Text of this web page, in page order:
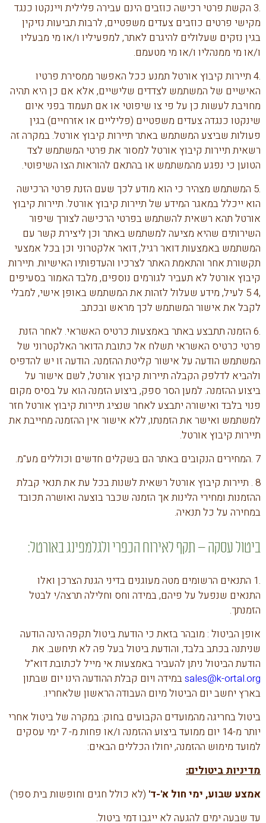
.3 הקשת פרטי רכישה כוזבים הינם עבירה פלילית ויינקטו כנגד
מקישי פרטים כוזבים צעדים משפטיים, לרבות תביעות נזיקין
בגין נזקים שעלולים להיגרם לאתר, למפעיליו ו/או מי מבעליו
ו/או מי ממנהליו ו/או מי מטעמם.
.4 תיירות קיבוץ אורטל תמנע ככל האפשר ממסירת פרטיו
האישיים של המשתמש לצדדים שלישיים, אלא אם כן היא תהיה
מחויבת לעשות כן על פי צו שיפוטי או אם תעמוד בפני איום
שינקטו כנגדה צעדים משפטיים (פליליים או אזרחיים) בגין
פעולות שביצע המשתמש באתר תיירות קיבוץ אורטל. במקרה זה
רשאית תיירות קיבוץ אורטל למסור את פרטי המשתמש לצד
הטוען כי נפגע מהמשתמש או בהתאם להוראות הצו השיפוטי.
.5 המשתמש מצהיר כי הוא מודע לכך שעם הזנת פרטי הרכישה
הוא ייכלל במאגר המידע של תיירות קיבוץ אורטל. תיירות קיבוץ
אורטל תהא רשאית להשתמש בפרטי הרכישה לצורך שיפור
השירותים שהיא מציעה למשתמש באתר וכן ליצירת קשר עם
המשתמש באמצעות דואר רגיל, דואר אלקטרוני וכן בכל אמצעי
תקשורת אחר והתאמת האתר לצרכיו והעדפותיו האישיות. תיירות
קיבוץ אורטל לא תעביר לגורמים נוספים, מלבד האמור בסעיפים
,4 5 לעיל, מידע שעלול לזהות את המשתמש באופן אישי, למבלי
לקבל את אישור המשתמש לכך מראש ובכתב.
.6 הזמנה תתבצע באתר באמצעות כרטיס האשראי. לאחר הזנת
פרטי כרטיס האשראי תשלח אל כתובת הדואר האלקטרוני של
המשתמש הודעה על אישור קליטת ההזמנה. הודעה זו יש להדפיס
ולהביא לדלפק הקבלה תיירות קיבוץ אורטל, לשם אישור על
ביצוע ההזמנה. למען הסר ספק, ביצוע הזמנה הוא על בסיס מקום
פנוי בלבד ואישורה יתבצע לאחר שנציג תיירות קיבוץ אורטל חזר
למשתמש ואישר את הזמנתו, ללא אישור אין ההזמנה מחייבת את
תיירות קיבוץ אורטל.
7 .המחירים הנקובים באתר הם בשקלים חדשים וכוללים מע"מ.
8 . תיירות קיבוץ אורטל רשאית לשנות בכל עת את תנאי קבלת
ההזמנות ומחירי הלינות אך הזמנה שכבר בוצעה ואושרה תכובד
במחירה על כל תנאיה.
ביטול עסקה – תקף לאירוח הכפרי ולגלמפינג באורטל:
.1 התנאים הרשומים מטה מעוגנים בדיני הגנת הצרכן ואלו
התנאים שנפעל על פיהם, במידה וחס וחלילה תרצה/י לבטל
הזמנתך.
אופן הביטול : מובהר בזאת כי הודעת ביטול תקפה הינה הודעה
שניתנה בכתב בלבד, והודעת ביטול בעל פה לא תיחשב. את
הודעת הביטול ניתן להעביר באמצעות אי מייל לכתובת דוא"ל
sales@k-ortal.orgבמידה ויום קבלת ההודעה הינו יום שבתון
בארץ יחשב יום הביטול מיום העבודה הראשון שלאחריו.
ביטול בחריגה מהמועדים הקבועים בחוק: במקרה של ביטול אחרי
יותר מ-14 יום ממועד ביצוע ההזמנה ו/או פחות מ- 7 ימי עסקים
למועד מימוש ההזמנה, יחולו הכללים הבאים:
מדיניות ביטולים:
אמצע שבוע, ימי חול א'-ד' (לא כולל חגים וחופשות בית ספר)
עד שבעה ימים להגעה לא ייגבו דמי ביטול.